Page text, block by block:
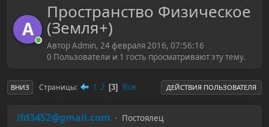
A
Пространство Физическое
(Земля+)
Автор Admin, 24 февраля 2016, 07:56:16
0 Пользователи и 1 гость просматривают эту тему.
ВНИЗ Страницы 1 2 3 Все ДЕЙСТВИЯ ПОЛЬЗОВАТЕЛЯ
ifd3452@gmail.com
Постоялец